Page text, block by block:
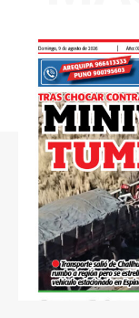
Diario
Nosotros
Contacto
Prensa